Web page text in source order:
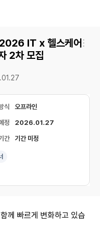
IT x 헬스케어
2차 모집
식 오프라인
정 2026.01.27
간 기간 미정
께 빠르게 변화하고 있습